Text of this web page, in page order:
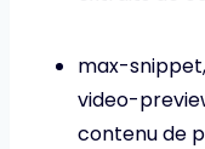
max-
video-
contenu de